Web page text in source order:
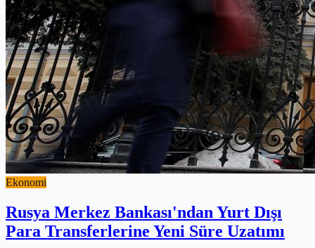
Ekonomi
Rusya Merkez Bankası'ndan Yurt Dışı
Para Transferlerine Yeni Süre Uzatımı